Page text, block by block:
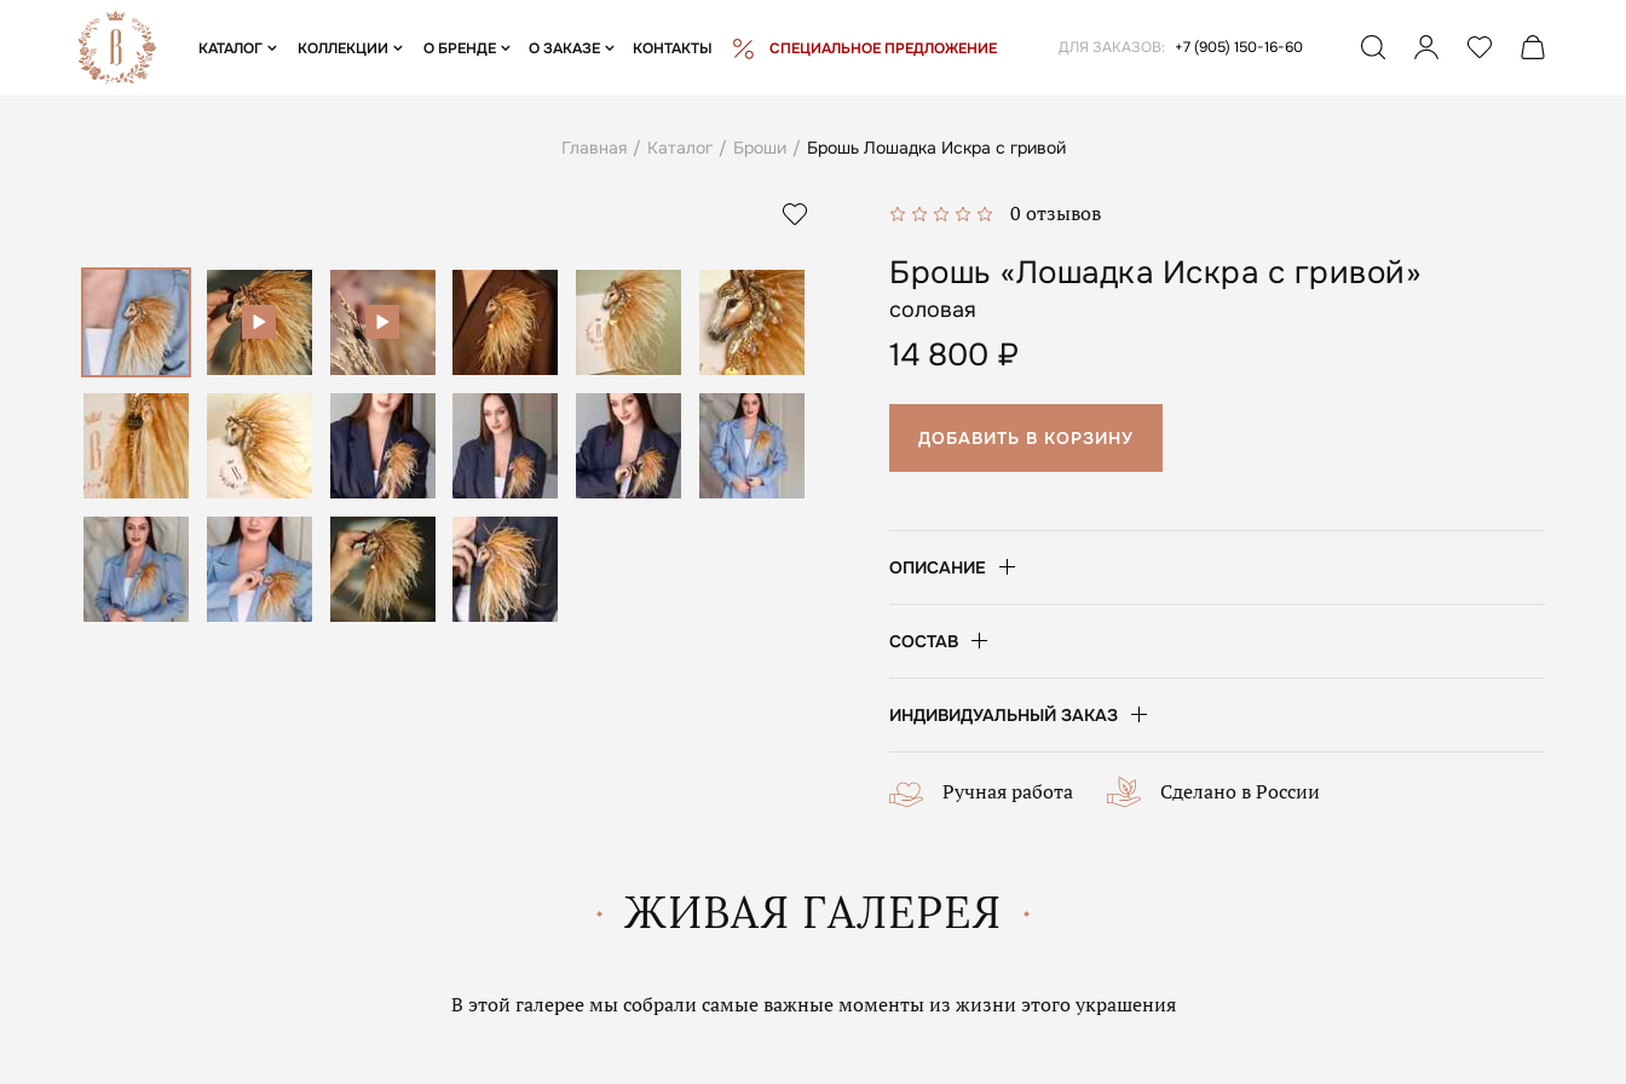
КАТАЛОГ КОЛЛЕКЦИИ О БРЕНДЕ О ЗАКАЗЕ КОНТАКТЫ СПЕЦИАЛЬНОЕ ПРЕДЛОЖЕНИЕ ДЛЯ ЗАКАЗОВ: +7 (905) 150-16-60
Главная / Каталог / Броши / Брошь Лошадка Искра с гривой
0 отзывов
Брошь «Лошадка Искра с гривой»
соловая
14 800 ₽
ДОБАВИТЬ В КОРЗИНУ
ОПИСАНИЕ
СОСТАВ
ИНДИВИДУАЛЬНЫЙ ЗАКАЗ
Ручная работа Сделано в России
ЖИВАЯ ГАЛЕРЕЯ
В этой галерее мы собрали самые важные моменты из жизни этого украшения